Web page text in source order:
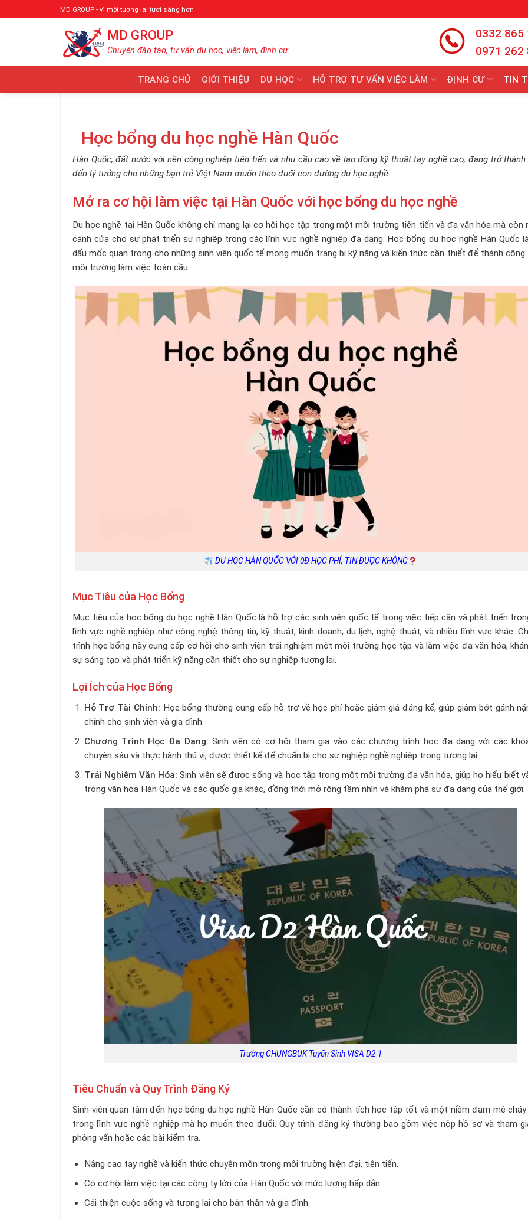
qua
MD GROUP - vì một tương lai tươi sáng hơn
MD GROUP
Chuyên đào tạo, tư vấn du học, việc làm, định cư
0332 865
0971 262
TRANG CHỦ GIỚI THIỆU DU HỌC HỖ TRỢ TƯ VẤN VIỆC LÀM ĐỊNH CƯ TIN
Học bổng du học nghề Hàn Quốc
Hàn Quốc, đất nước với nền công nghiệp tiên tiến và nhu cầu cao về lao động kỹ thuật tay nghề cao, đang trở
đến lý tưởng cho những bạn trẻ Việt Nam muốn theo đuổi con đường du học nghề.
Mở ra cơ hội làm việc tại Hàn Quốc với học bổng du học nghề
Du học nghề tại Hàn Quốc không chỉ mang lại cơ hội học tập trong một môi trường tiên tiến và đa văn hóa mà còn
cánh cửa cho sự phát triển sự nghiệp trong các lĩnh vực nghề nghiệp đa dạng. Học bổng du học nghề Hàn Quốc
dấu mốc quan trọng cho những sinh viên quốc tế mong muốn trang bị kỹ năng và kiến thức cần thiết để thành công
môi trường làm việc toàn cầu.
DU HỌC HÀN QUỐC VỚI 0Đ HỌC PHÍ, TIN ĐƯỢC KHÔNG
Mục Tiêu của Học Bổng
Mục tiêu của học bổng du học nghề Hàn Quốc là hỗ trợ các sinh viên quốc tế trong việc tiếp cận và phát triển
lĩnh vực nghề nghiệp như công nghệ thông tin, kỹ thuật, kinh doanh, du lịch, nghệ thuật, và nhiều lĩnh vực khác.
trình học bổng này cung cấp cơ hội cho sinh viên trải nghiệm một môi trường học tập và làm việc đa văn hóa,
sự sáng tạo và phát triển kỹ năng cần thiết cho sự nghiệp tương lai.
Lợi Ích của Học Bổng
Hỗ Trợ Tài Chính: Học bổng thường cung cấp hỗ trợ về học phí hoặc giảm giá đáng kể, giúp giảm bớt gánh
chính cho sinh viên và gia đình.
Chương Trình Học Đa Dạng: Sinh viên có cơ hội tham gia vào các chương trình học đa dạng với các
chuyên sâu và thực hành thú vị, được thiết kế để chuẩn bị cho sự nghiệp nghề nghiệp trong tương lai.
Trải Nghiệm Văn Hóa: Sinh viên sẽ được sống và học tập trong một môi trường đa văn hóa, giúp họ hiểu biết
trọng văn hóa Hàn Quốc và các quốc gia khác, đồng thời mở rộng tầm nhìn và khám phá sự đa dạng của thế giới.
Trường CHUNGBUK Tuyển Sinh VISA D2-1
Tiêu Chuẩn và Quy Trình Đăng Ký
Sinh viên quan tâm đến học bổng du học nghề Hàn Quốc cần có thành tích học tập tốt và một niềm đam mê cháy
trong lĩnh vực nghề nghiệp mà họ muốn theo đuổi. Quy trình đăng ký thường bao gồm việc nộp hồ sơ và tham
phỏng vấn hoặc các bài kiểm tra.
Nâng cao tay nghề và kiến thức chuyên môn trong môi trường hiện đại, tiên tiến.
Có cơ hội làm việc tại các công ty lớn của Hàn Quốc với mức lương hấp dẫn.
Cải thiện cuộc sống và tương lai cho bản thân và gia đình.